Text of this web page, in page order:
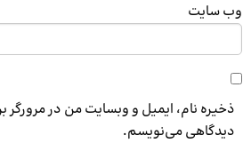
وب‌ سایت
ذخیره نام، ایمیل و وبسایت من در مرورگر
دیدگاهی می‌نویسم.